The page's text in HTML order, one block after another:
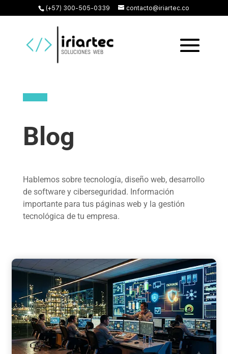
(+57) 300-505-0339 contacto@iriartec.co
Blog
Hablemos sobre tecnología, diseño web, desarrollo
de software y ciberseguridad. Información
importante para tus páginas web y la gestión
tecnológica de tu empresa.